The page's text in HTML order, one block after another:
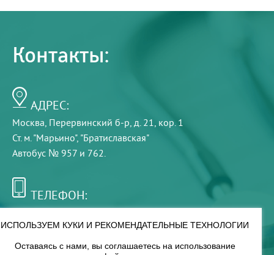
Контакты:
АДРЕС:
Москва, Перервинский б-р, д. 21, кор. 1
Ст. м. "Марьино", "Братиславская"
Автобус № 957 и 762.
ТЕЛЕФОН:
ИСПОЛЬЗУЕМ КУКИ И РЕКОМЕНДАТЕЛЬНЫЕ ТЕХНОЛОГИИ
Оставаясь с нами, вы соглашаетесь на использование